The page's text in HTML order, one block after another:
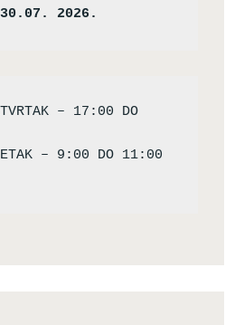
2026.
– 17:00 DO
– 9:00 DO 11:00